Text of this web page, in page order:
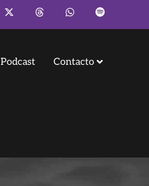
Podcast Contacto